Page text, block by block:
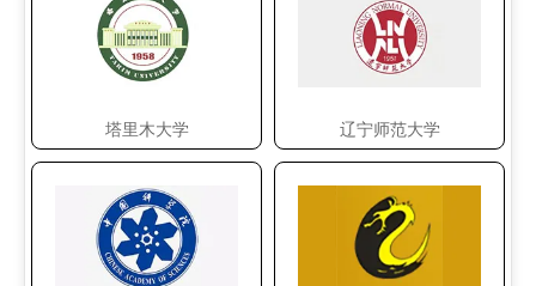
塔里木大学 辽宁师范大学